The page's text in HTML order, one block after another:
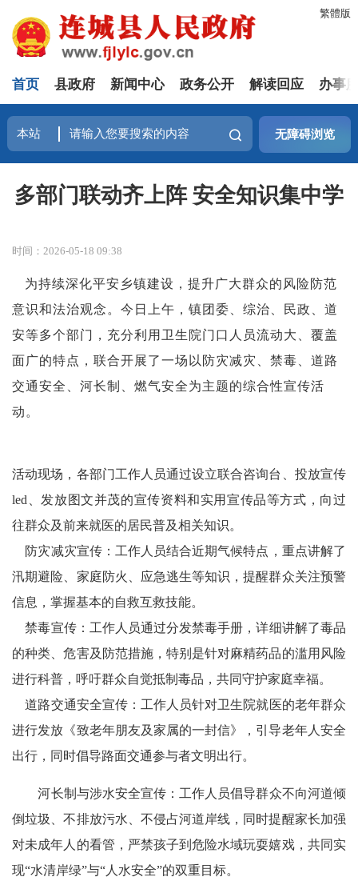
繁體版
首页 县政府 新闻中心 政务公开 解读回应 办事
无障碍浏览
多部门联动齐上阵 安全知识集中学
时间：2026-05-18 09:38
为持续深化平安乡镇建设，提升广大群众的风险防范
意识和法治观念。今日上午，镇团委、综治、民政、道
安等多个部门，充分利用卫生院门口人员流动大、覆盖
面广的特点，联合开展了一场以防灾减灾、禁毒、道路
交通安全、河长制、燃气安全为主题的综合性宣传活
动。
活动现场，各部门工作人员通过设立联合咨询台、投放宣传
led、发放图文并茂的宣传资料和实用宣传品等方式，向过
往群众及前来就医的居民普及相关知识。
防灾减灾宣传：工作人员结合近期气候特点，重点讲解了
汛期避险、家庭防火、应急逃生等知识，提醒群众关注预警
信息，掌握基本的自救互救技能。
禁毒宣传：工作人员通过分发禁毒手册，详细讲解了毒品
的种类、危害及防范措施，特别是针对麻精药品的滥用风险
进行科普，呼吁群众自觉抵制毒品，共同守护家庭幸福。
道路交通安全宣传：工作人员针对卫生院就医的老年群众
进行发放《致老年朋友及家属的一封信》，引导老年人安全
出行，同时倡导路面交通参与者文明出行。
河长制与涉水安全宣传：工作人员倡导群众不向河道倾
倒垃圾、不排放污水、不侵占河道岸线，同时提醒家长加强
对未成年人的看管，严禁孩子到危险水域玩耍嬉戏，共同实
现“水清岸绿”与“人水安全”的双重目标。